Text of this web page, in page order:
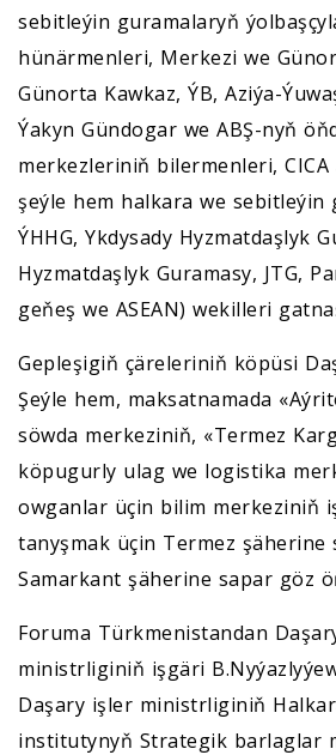
sebitleýin guramalaryň
hünärmenleri, Merkezi we
Günorta Kawkaz, ÝB, Aziýa-
Ýakyn Gündogar we ABŞ-nyň
merkezleriniň bilermenleri,
şeýle hem halkara we sebitleýin
ÝHHG, Ykdysady Hyzmatdaşlyk
Hyzmatdaşlyk Guramasy, JTG,
geňeş we ASEAN) wekilleri
Gepleşigiň çäreleriniň köpüsi
Şeýle hem, maksatnamada
söwda merkeziniň, «Termez
köpugurly ulag we logistika
owganlar üçin bilim merkeziniň
tanyşmak üçin Termez şäherine
Samarkant şäherine sapar göz
Foruma Türkmenistandan
ministrliginiň işgäri
Daşary işler ministrliginiň
institutynyň Strategik barlaglar